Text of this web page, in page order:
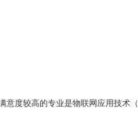
意度较高的专业是物联网应用技术（